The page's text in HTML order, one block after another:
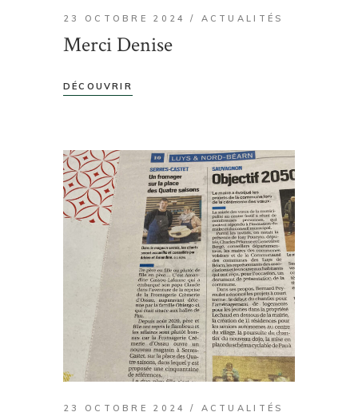
23 OCTOBRE 2024 ACTUALITÉS
Merci Denise
DÉCOUVRIR
23 OCTOBRE 2024 ACTUALITÉS